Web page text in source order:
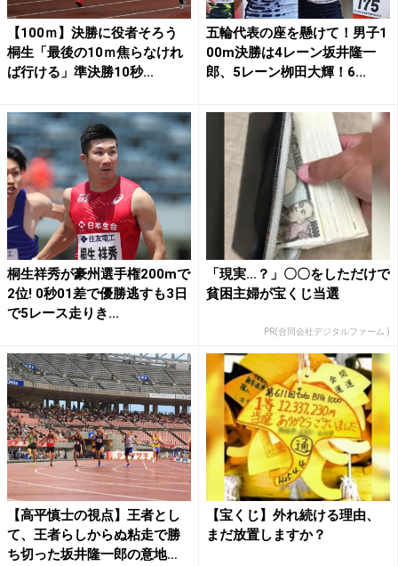
【100ｍ】決勝に役者そろう
桐生「最後の10ｍ焦らなけれ
ば行ける」準決勝10秒...
五輪代表の座を懸けて！男子1
00m決勝は4レーン坂井隆一
郎、5レーン栁田大輝！6...
桐生祥秀が豪州選手権200mで
2位! 0秒01差で優勝逃すも3日
で5レース走りき...
「現実…？」〇〇をしただけで
貧困主婦が宝くじ当選
PR(合同会社デジタルファーム )
【高平慎士の視点】王者とし
て、王者らしからぬ粘走で勝
ち切った坂井隆一郎の意地
【宝くじ】外れ続ける理由、
まだ放置しますか？